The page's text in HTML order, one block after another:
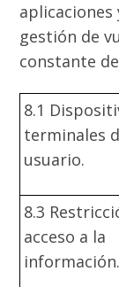
aplicaciones
gestión de
constante
8.1
terminales
usuario.
8.3
acceso a la
información.